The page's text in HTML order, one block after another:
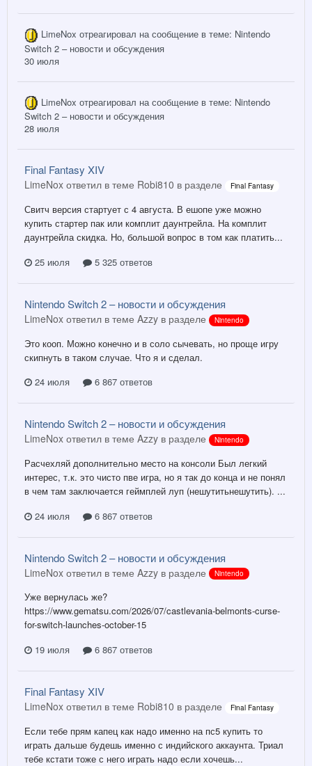
LimeNox отреагировал на сообщение в теме: Nintendo
Switch 2 – новости и обсуждения
30 июля
LimeNox отреагировал на сообщение в теме: Nintendo
Switch 2 – новости и обсуждения
28 июля
Final Fantasy XIV
LimeNox ответил в теме Robi810 в разделе Final Fantasy
Свитч версия стартует с 4 августа. В ешопе уже можно
купить стартер пак или комплит даунтрейла. На комплит
даунтрейла скидка. Но, большой вопрос в том как платить...
25 июля
5 325 ответов
Nintendo Switch 2 – новости и обсуждения
LimeNox ответил в теме Azzy в разделе Nintendo
Это кооп. Можно конечно и в соло сычевать, но проще игру
скипнуть в таком случае. Что я и сделал.
24 июля
6 867 ответов
Nintendo Switch 2 – новости и обсуждения
LimeNox ответил в теме Azzy в разделе Nintendo
Расчехляй дополнительно место на консоли Был легкий
интерес, т.к. это чисто пве игра, но я так до конца и не понял
в чем там заключается геймплей луп (нешутитьнешутить). ...
24 июля
6 867 ответов
Nintendo Switch 2 – новости и обсуждения
LimeNox ответил в теме Azzy в разделе Nintendo
Уже вернулась же?
https://www.gematsu.com/2026/07/castlevania-belmonts-curse-
for-switch-launches-october-15
19 июля
6 867 ответов
Final Fantasy XIV
LimeNox ответил в теме Robi810 в разделе Final Fantasy
Если тебе прям капец как надо именно на пс5 купить то
играть дальше будешь именно с индийского аккаунта. Триал
тебе кстати тоже с него играть надо если хочешь...